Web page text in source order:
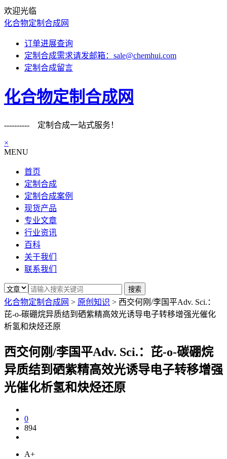
欢迎光临
化合物定制合成网
订单进展查询
定制合成需求请发邮箱：sale@chemhui.com
定制合成留言
化合物定制合成网
---------- 定制合成一站式服务！
×
MENU
首页
定制合成
定制合成案例
现货产品
专业文章
行业资讯
百科
关于我们
联系我们
化合物定制合成网 > 原创知识 > 西交何刚/李国平Adv. Sci.：
芘-o-碳硼烷异质结到硒紫精高效光诱导电子转移增强光催化
析氢和炔烃还原
西交何刚/李国平Adv. Sci.：芘-o-碳硼烷
异质结到硒紫精高效光诱导电子转移增强
光催化析氢和炔烃还原
0
894
A+